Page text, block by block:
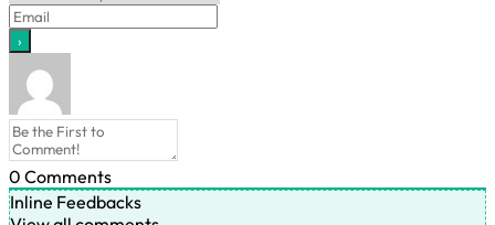
0 Comments
Inline Feedbacks